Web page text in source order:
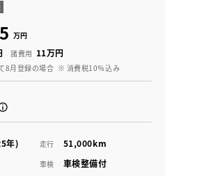
万円
諸費用 11万円
8月登録の場合 ※ 消費税10％込み
年) 走行 51,000km
車検 車検整備付